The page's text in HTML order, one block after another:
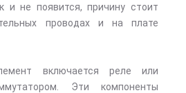
и не появится, причину стоит
проводах и на плате
включается реле или
Эти компоненты